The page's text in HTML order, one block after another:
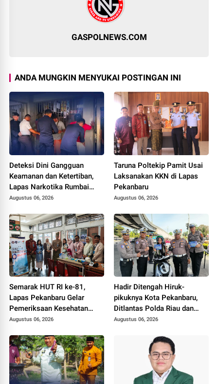
GASPOLNEWS.COM
ANDA MUNGKIN MENYUKAI POSTINGAN INI
Deteksi Dini Gangguan
Keamanan dan Ketertiban,
Lapas Narkotika Rumbai
Gelar Razia Rutin Blok
Augustus 06, 2026
Taruna Poltekip Pamit Usai
Laksanakan KKN di Lapas
Pekanbaru
Augustus 06, 2026
Semarak HUT RI ke-81,
Lapas Pekanbaru Gelar
Pemeriksaan Kesehatan
Gratis untuk Warga Binaan
Augustus 06, 2026
Hadir Ditengah Hiruk-
pikuknya Kota Pekanbaru,
Ditlantas Polda Riau dan
Polantas KARIB Kobarkan
Nasionalisme dan Green
Policing Jelang HUT RI Ke-
Augustus 06, 2026